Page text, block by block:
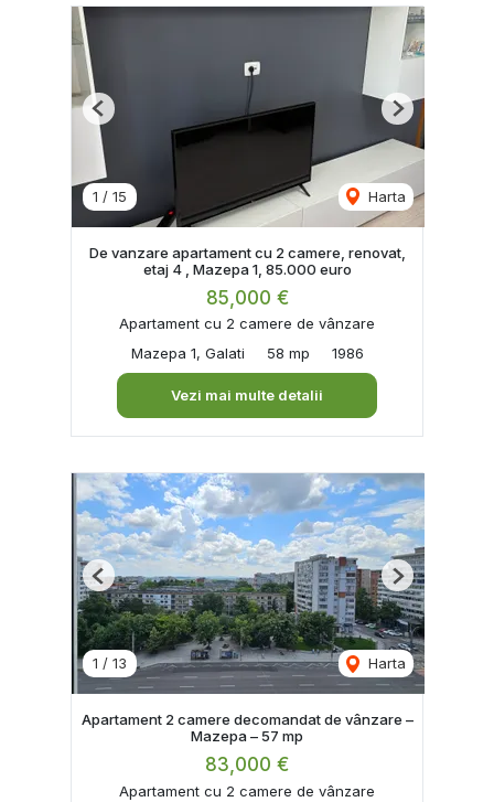
1 / 15 Harta
Previous Next
De vanzare apartament cu 2 camere, renovat,
etaj 4 , Mazepa 1, 85.000 euro
85,000 €
Apartament cu 2 camere de vânzare
Mazepa 1, Galati
58 mp 1986
Vezi mai multe detalii
1 / 13 Harta
Previous Next
Apartament 2 camere decomandat de vânzare –
Mazepa – 57 mp
83,000 €
Apartament cu 2 camere de vânzare